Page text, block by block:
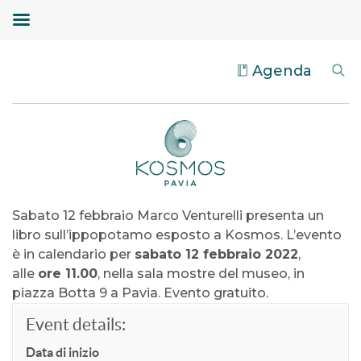
Agenda
Sabato 12 febbraio Marco Venturelli presenta un
libro sull’ippopotamo esposto a Kosmos. L’evento
è in calendario per sabato 12 febbraio 2022,
alle ore 11.00, nella sala mostre del museo, in
piazza Botta 9 a Pavia. Evento gratuito.
Event details:
Data di inizio